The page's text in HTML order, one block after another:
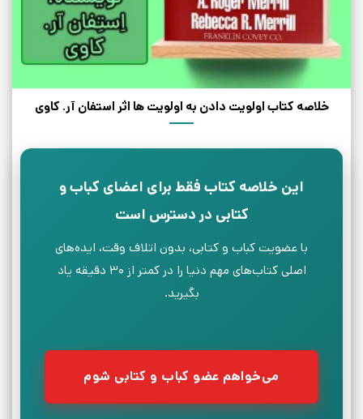
خلاصه کتاب اولویت دادن به اولویت ‎ها اثر استفان آر. کاوی
این خلاصه کتاب فقط برای اعضای کباب و
کتابی در دسترس است
با عضویت کباب و کتابی، بدون اتلاف وقت، ایده‌های
اصلی کتاب‌های مهم دنیا را در کمتر از ۳۰ دقیقه یاد
بگیرید.
می‌خواهم عضو کباب و کتابی شوم